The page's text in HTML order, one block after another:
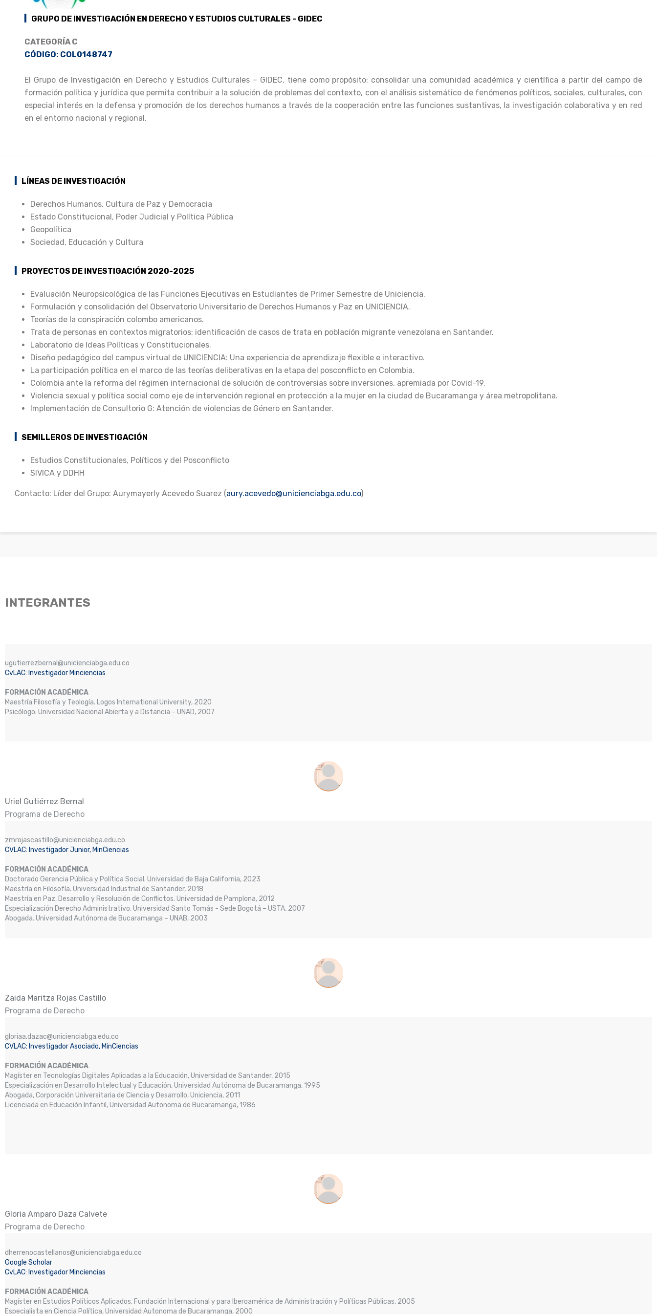
GRUPO DE INVESTIGACIÓN EN DERECHO Y ESTUDIOS CULTURALES - GIDEC
CATEGORÍA C
CÓDIGO: COL0148747
El Grupo de Investigación en Derecho y Estudios Culturales – GIDEC, tiene como propósito: consolidar una comunidad académica y científica a partir del campo de
formación política y jurídica que permita contribuir a la solución de problemas del contexto, con el análisis sistemático de fenómenos políticos, sociales, culturales, con
especial interés en la defensa y promoción de los derechos humanos a través de la cooperación entre las funciones sustantivas, la investigación colaborativa y en red
en el entorno nacional y regional.
LÍNEAS DE INVESTIGACIÓN
Derechos Humanos, Cultura de Paz y Democracia
Estado Constitucional, Poder Judicial y Política Pública
Geopolítica
Sociedad, Educación y Cultura
PROYECTOS DE INVESTIGACIÓN 2020-2025
Evaluación Neuropsicológica de las Funciones Ejecutivas en Estudiantes de Primer Semestre de Uniciencia.
Formulación y consolidación del Observatorio Universitario de Derechos Humanos y Paz en UNICIENCIA.
Teorías de la conspiración colombo americanos.
Trata de personas en contextos migratorios: identificación de casos de trata en población migrante venezolana en Santander.
Laboratorio de Ideas Políticas y Constitucionales.
Diseño pedagógico del campus virtual de UNICIENCIA: Una experiencia de aprendizaje flexible e interactivo.
La participación política en el marco de las teorías deliberativas en la etapa del posconflicto en Colombia.
Colombia ante la reforma del régimen internacional de solución de controversias sobre inversiones, apremiada por Covid-19.
Violencia sexual y política social como eje de intervención regional en protección a la mujer en la ciudad de Bucaramanga y área metropolitana.
Implementación de Consultorio G: Atención de violencias de Género en Santander.
SEMILLEROS DE INVESTIGACIÓN
Estudios Constitucionales, Políticos y del Posconflicto
SIVICA y DDHH
Contacto: Líder del Grupo: Aurymayerly Acevedo Suarez (aury.acevedo@unicienciabga.edu.co)
INTEGRANTES
ugutierrezbernal@unicienciabga.edu.co
CvLAC: Investigador Minciencias
FORMACIÓN ACADÉMICA
Maestría Filosofía y Teología. Logos International University, 2020
Psicólogo. Universidad Nacional Abierta y a Distancia – UNAD, 2007
Uriel Gutiérrez Bernal
Programa de Derecho
zmrojascastillo@unicienciabga.edu.co
CVLAC: Investigador Junior, MinCiencias
FORMACIÓN ACADÉMICA
Doctorado Gerencia Pública y Política Social. Universidad de Baja California, 2023
Maestría en Filosofía. Universidad Industrial de Santander, 2018
Maestría en Paz, Desarrollo y Resolución de Conflictos. Universidad de Pamplona, 2012
Especialización Derecho Administrativo. Universidad Santo Tomás - Sede Bogotá – USTA, 2007
Abogada. Universidad Autónoma de Bucaramanga – UNAB, 2003
Zaida Maritza Rojas Castillo
Programa de Derecho
gloriaa.dazac@unicienciabga.edu.co
CVLAC: Investigador Asociado, MinCiencias
FORMACIÓN ACADÉMICA
Magíster en Tecnologías Digitales Aplicadas a la Educación, Universidad de Santander, 2015
Especialización en Desarrollo Intelectual y Educación, Universidad Autónoma de Bucaramanga, 1995
Abogada, Corporación Universitaria de Ciencia y Desarrollo, Uniciencia, 2011
Licenciada en Educación Infantil, Universidad Autonoma de Bucaramanga, 1986
Gloria Amparo Daza Calvete
Programa de Derecho
dherrenocastellanos@unicienciabga.edu.co
Google Scholar
CvLAC: Investigador Minciencias
FORMACIÓN ACADÉMICA
Magíster en Estudios Políticos Aplicados, Fundación Internacional y para Iberoamérica de Administración y Políticas Públicas, 2005
Especialista en Ciencia Política, Universidad Autonoma de Bucaramanga, 2000